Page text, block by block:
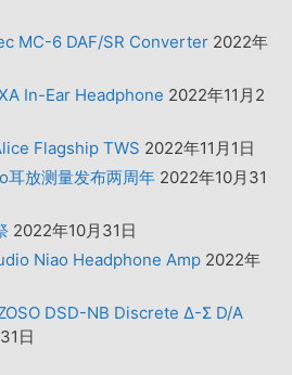
MC-6 DAF/SR Converter 2022年
In-Ear Headphone 2022年11月2
Flagship TWS 2022年11月1日
放测量发布两周年 2022年10月31
2022年10月31日
Niao Headphone Amp 2022年
DSD-NB Discrete Δ-Σ D/A
日